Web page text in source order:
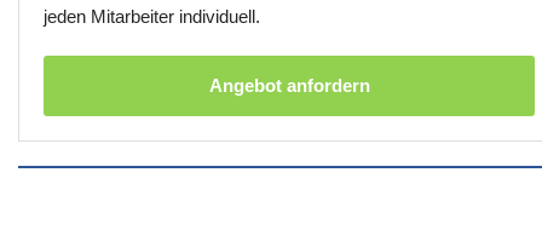
jeden Mitarbeiter individuell.
Angebot anfordern